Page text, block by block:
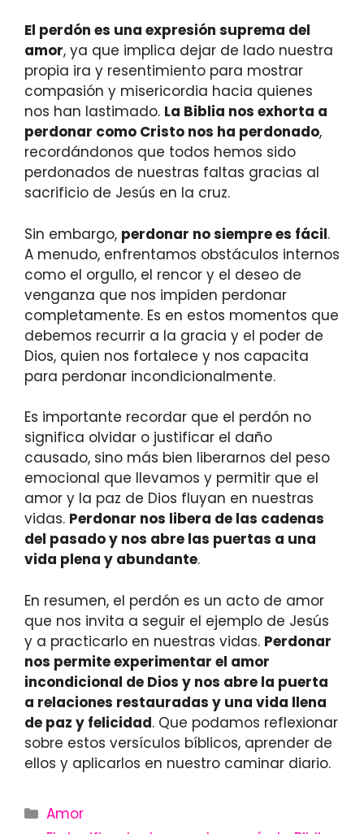
El perdón es una expresión suprema del
amor, ya que implica dejar de lado nuestra
propia ira y resentimiento para mostrar
compasión y misericordia hacia quienes
nos han lastimado. La Biblia nos exhorta a
perdonar como Cristo nos ha perdonado,
recordándonos que todos hemos sido
perdonados de nuestras faltas gracias al
sacrificio de Jesús en la cruz.
Sin embargo, perdonar no siempre es fácil.
A menudo, enfrentamos obstáculos internos
como el orgullo, el rencor y el deseo de
venganza que nos impiden perdonar
completamente. Es en estos momentos que
debemos recurrir a la gracia y el poder de
Dios, quien nos fortalece y nos capacita
para perdonar incondicionalmente.
Es importante recordar que el perdón no
significa olvidar o justificar el daño
causado, sino más bien liberarnos del peso
emocional que llevamos y permitir que el
amor y la paz de Dios fluyan en nuestras
vidas. Perdonar nos libera de las cadenas
del pasado y nos abre las puertas a una
vida plena y abundante.
En resumen, el perdón es un acto de amor
que nos invita a seguir el ejemplo de Jesús
y a practicarlo en nuestras vidas. Perdonar
nos permite experimentar el amor
incondicional de Dios y nos abre la puerta
a relaciones restauradas y una vida llena
de paz y felicidad. Que podamos reflexionar
sobre estos versículos bíblicos, aprender de
ellos y aplicarlos en nuestro caminar diario.
Categories
Amor